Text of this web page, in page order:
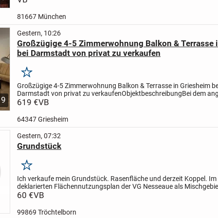
81667 München
9
Gestern, 10:26
Großzügige 4-5 Zimmerwohnung Balkon & Terrasse
bei Darmstadt von privat zu verkaufen
Merken
Großzügige 4-5 Zimmerwohnung Balkon & Terrasse in Griesheim
Darmstadt von privat zu verkaufenObjektbeschreibungBei dem
Objekt handelt es sich um eine attraktive 4/5-Zimmerwohnung in...
619 €VB
64347 Griesheim
Gestern, 07:32
Grundstück
Merken
Ich verkaufe mein Grundstück. Rasenfläche und derzeit Koppel. Im
deklarierten Flächennutzungsplan der VG Nesseaue als
ausgewiesen, so dass es zukünftig bebaut werden kann. Nach
60 €VB
99869 Tröchtelborn